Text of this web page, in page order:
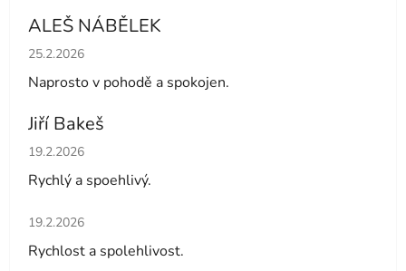
ALEŠ NÁBĚLEK
Hodnocení obchodu je 5 z 5 hvězdiček.
25.2.2026
Naprosto v pohodě a spokojen.
Jiří Bakeš
Hodnocení obchodu je 5 z 5 hvězdiček.
19.2.2026
Rychlý a spoehlivý.
Hodnocení obchodu je 5 z 5 hvězdiček.
19.2.2026
Rychlost a spolehlivost.